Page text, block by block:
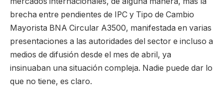
brecha entre pendientes de IPC y Tipo de Cambio
Mayorista BNA Circular A3500, manifestada en varias
presentaciones a las autoridades del sector e incluso a
medios de difusión desde el mes de abril, ya
insinuaban una situación compleja. Nadie puede dar lo
que no tiene, es claro.